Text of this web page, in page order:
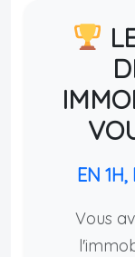
EN
Vous